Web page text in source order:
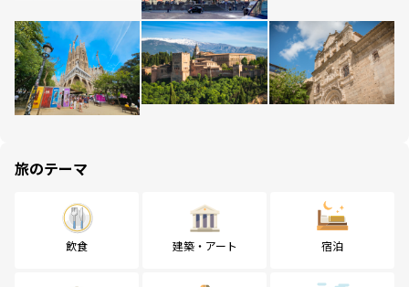
旅のテーマ
飲食 建築・アート 宿泊